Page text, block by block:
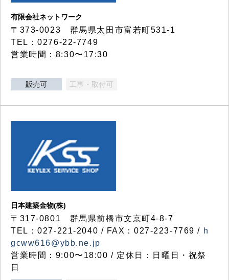
有限会社ネットワーク
〒373-0023 群馬県太田市富若町531-1
TEL：0276-22-7749
営業時間：8:30〜17:30
販売可 工事・取付可
日本建築金物(株)
〒317‐0801 群馬県前橋市文京町4-8-7
TEL：027-221-2040 / FAX：027-223-7769 / h
gcww616@ybb.ne.jp
営業時間：9:00〜18:00 / 定休日：日曜日・祝祭
日